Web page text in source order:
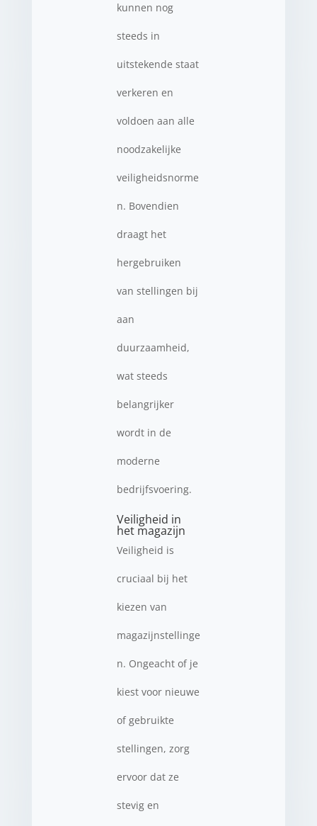
kunnen nog
steeds in
uitstekende staat
verkeren en
voldoen aan alle
noodzakelijke
veiligheidsnorme
n. Bovendien
draagt het
hergebruiken
van stellingen bij
aan
duurzaamheid,
wat steeds
belangrijker
wordt in de
moderne
bedrijfsvoering.
Veiligheid in
het magazijn
Veiligheid is
cruciaal bij het
kiezen van
magazijnstellinge
n. Ongeacht of je
kiest voor nieuwe
of gebruikte
stellingen, zorg
ervoor dat ze
stevig en